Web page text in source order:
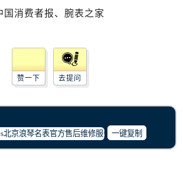
国消费者报、腕表之家
赞一下 去提问
一键复制